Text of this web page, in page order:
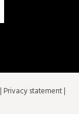
| Privacy statement|